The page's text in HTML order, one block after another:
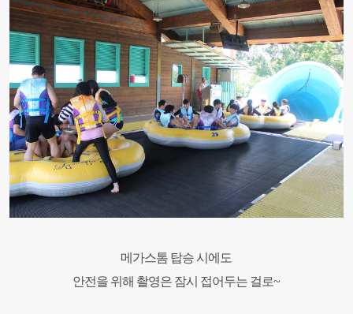
메가스톰 탑승 시에도
안전을 위해 촬영은 잠시 접어두는 걸로~